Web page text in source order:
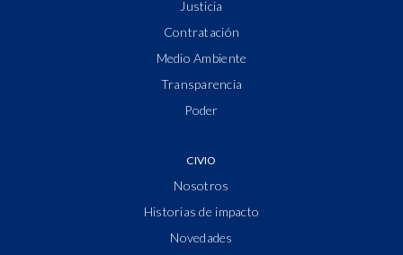
Justicia
Contratación
Medio Ambiente
Transparencia
Poder
CIVIO
Nosotros
Historias de impacto
Novedades